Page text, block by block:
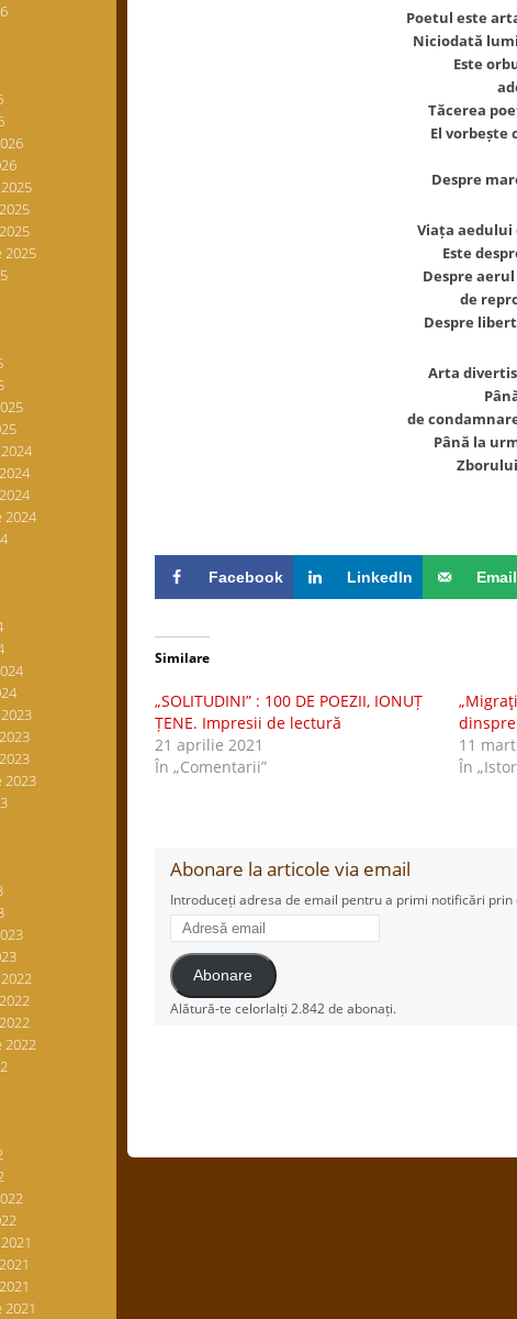
2025
2024
2023
2022
Poetul este
Niciodată
Este
Tăcerea
El vorbește
Despre
Viața
Este
Despre
de
Despre
Arta
de
Până la
Facebook LinkedIn Email
Similare
„SOLITUDINI” : 100 DE POEZII, IONUȚ
ȚENE. Impresii de lectură
21 aprilie 2021
În „Comentarii”
11
În
Abonare la articole via email
Introduceți adresa de email pentru a primi notificări
Adresă
email
Abonare
Alătură-te celorlalți 2.842 de abonați.